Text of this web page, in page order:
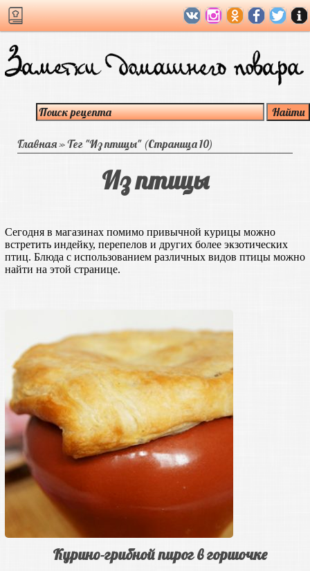
Главная»Тег "Из птицы"(Страница 10)
Из птицы
Сегодня в магазинах помимо привычной курицы можно
встретить индейку, перепелов и других более экзотических
птиц. Блюда с использованием различных видов птицы можно
найти на этой странице.
Курино-грибной пирог в горшочке